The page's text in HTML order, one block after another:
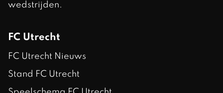
wedstrijden.
FC Utrecht
FC Utrecht Nieuws
Stand FC Utrecht